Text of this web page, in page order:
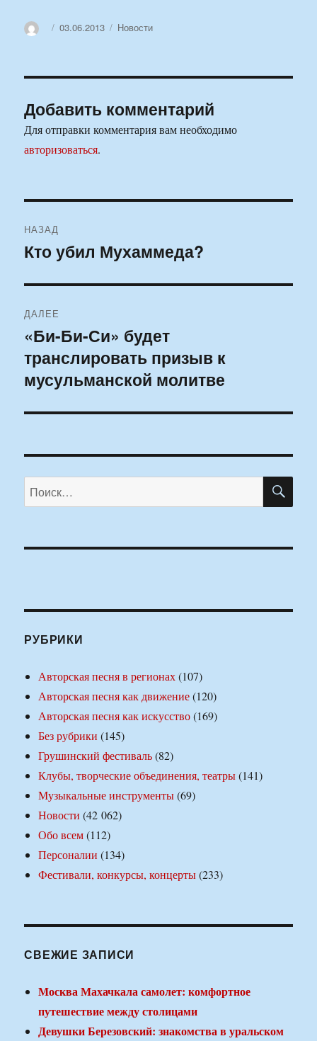
АвторОпубликовано
03.06.2013 Рубрики
Новости
Добавить комментарий
Для отправки комментария вам необходимо
авторизоваться.
по
НАЗАД
Предыдущая
Кто убил Мухаммеда?
ДАЛЕЕ
Следующая
запись:
«Би-Би-Си» будет
транслировать призыв к
мусульманской молитве
Искать:
РУБРИКИ
Авторская песня в регионах(107)
Авторская песня как движение(120)
Авторская песня как искусство(169)
Без рубрики (145)
Грушинский фестиваль(82)
Клубы, творческие объединения, театры(141)
Музыкальные инструменты(69)
Новости (42 062)
Обо всем(112)
Персоналии (134)
Фестивали, конкурсы, концерты(233)
СВЕЖИЕ ЗАПИСИ
Москва Махачкала самолет: комфортное
путешествие между столицами
Девушки Березовский: знакомства в уральском